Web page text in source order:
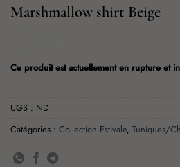
Marshmallow shirt Beige
Ce produit est actuellement en rupture et
UGS : ND
Catégories : Collection Estivale, Tuniques/